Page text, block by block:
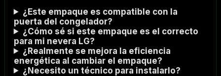
¿Este empaque es compatible con la
puerta del congelador?
¿Cómo sé si este empaque es el correcto
para mi nevera LG?
¿Realmente se mejora la eficiencia
energética al cambiar el empaque?
¿Necesito un técnico para instalarlo?